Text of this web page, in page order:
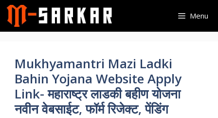
Skip
to
content
Menu
Mukhyamantri Mazi Ladki
Bahin Yojana Website Apply
Link- महाराष्ट्र लाडकी बहीण योजना
नवीन वेबसाईट, फॉर्म रिजेक्ट, पेंडिंग